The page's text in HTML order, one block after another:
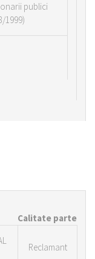
publici
1999)
Calitate parte
Reclamant